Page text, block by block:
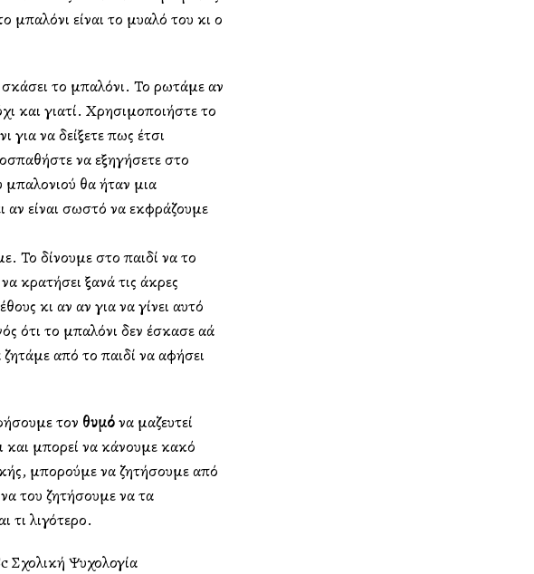
είναι το μυαλό του κι ο
το μπαλόνι. Το ρωτάμε αν
και γιατί. Χρησιμοποιήστε το
για να δείξετε πως έτσι
να εξηγήσετε στο
θα ήταν μια
αν είναι σωστό να εκφράζουμε
Το δίνουμε στο παιδί να το
κρατήσει ξανά τις άκρες
κι αν αν για να γίνει αυτό
ότι το μπαλόνι δεν έσκασε αλλά
από το παιδί να αφήσει
τον θυμόνα μαζευτεί
μπορεί να κάνουμε κακό
μπορούμε να ζητήσουμε από
του ζητήσουμε να τα
τι λιγότερο.
Ψυχολογία